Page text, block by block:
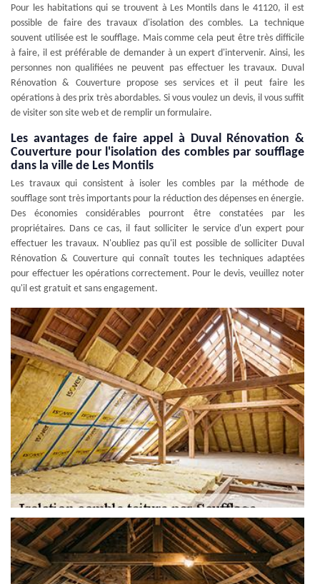
Pour les habitations qui se trouvent à Les Montils dans le 41120, il est
possible de faire des travaux d'isolation des combles. La technique
souvent utilisée est le soufflage. Mais comme cela peut être très difficile
à faire, il est préférable de demander à un expert d'intervenir. Ainsi, les
personnes non qualifiées ne peuvent pas effectuer les travaux. Duval
Rénovation & Couverture propose ses services et il peut faire les
opérations à des prix très abordables. Si vous voulez un devis, il vous suffit
de visiter son site web et de remplir un formulaire.
Les avantages de faire appel à Duval Rénovation &
Couverture pour l'isolation des combles par soufflage
dans la ville de Les Montils
Les travaux qui consistent à isoler les combles par la méthode de
soufflage sont très importants pour la réduction des dépenses en énergie.
Des économies considérables pourront être constatées par les
propriétaires. Dans ce cas, il faut solliciter le service d'un expert pour
effectuer les travaux. N'oubliez pas qu'il est possible de solliciter Duval
Rénovation & Couverture qui connaît toutes les techniques adaptées
pour effectuer les opérations correctement. Pour le devis, veuillez noter
qu'il est gratuit et sans engagement.